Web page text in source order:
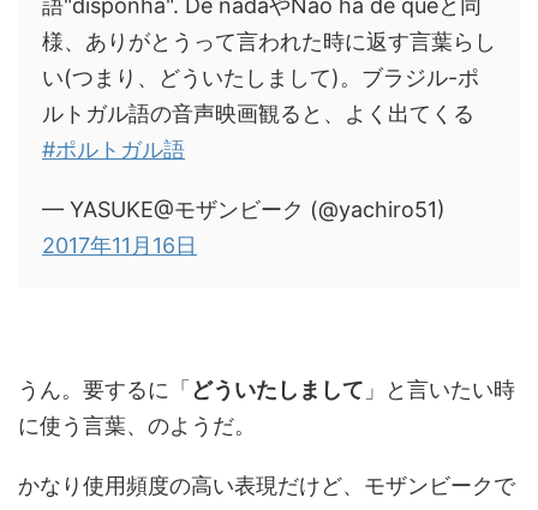
様、ありがとうって言われた時に返す言葉らし
い(つまり、どういたしまして)。ブラジル-ポ
ルトガル語の音声映画観ると、よく出てくる
#ポルトガル語
— YASUKE@モザンビーク (@yachiro51)
2017年11月16日
うん。要するに「どういたしまして 」と言いたい時
に使う言葉、のようだ。
かなり使用頻度の高い表現だけど、モザンビークで